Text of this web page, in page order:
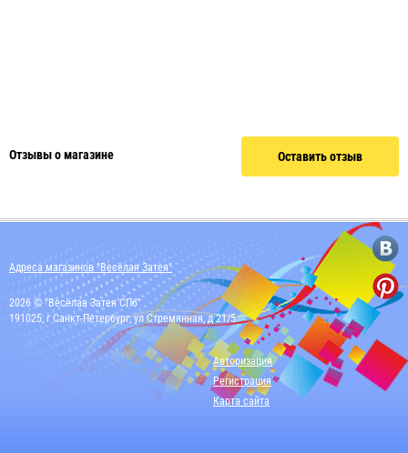
Отзывы о магазине Оставить отзыв
Адреса магазинов "Весёлая Затея"
2026 © "Весёлая Затея СПб"
191025, г Санкт-Петербург, ул Стремянная, д 21/5
Авторизация
Регистрация
Карта сайта